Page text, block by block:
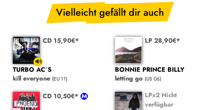
Vielleicht gefällt dir auch
CD 15,90€*
TURBO AC´S
kill everyone (EU 11)
LP 28,90€*
BONNIE PRINCE BILLY
letting go (US 06)
CD 10,50€*
LPx2 Nicht
verfügbar